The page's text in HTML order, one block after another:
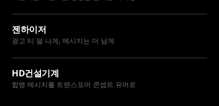
젠하이저
광고 티 덜 나게, 메시지는 더 남게
HD건설기계
합병 메시지를 트랜스포머 콘셉트 유머로